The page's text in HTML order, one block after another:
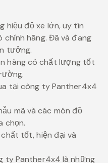
hiệu độ xe lớn, uy tín
hãng. Đã và đang
tưởng.
hàng có chất lượng tốt
tại công ty Panther4x4
mã và các món đồ
chọn.
tốt, hiện đại và
ty Panther4x4 là những